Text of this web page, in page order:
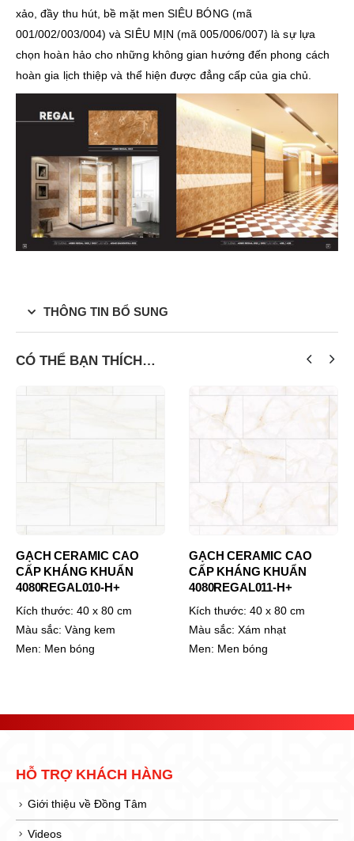
xảo, đầy thu hút, bề mặt men SIÊU BÓNG (mã
001/002/003/004) và SIÊU MỊN (mã 005/006/007) là sự lựa
chọn hoàn hảo cho những không gian hướng đến phong cách
hoàn gia lịch thiệp và thể hiện được đẳng cấp của gia chủ.
THÔNG TIN BỔ SUNG
CÓ THỂ BẠN THÍCH…
GẠCH CERAMIC CAO
CẤP KHÁNG KHUẨN
4080REGAL010-H+
Kích thước: 40 x 80 cm
Màu sắc: Vàng kem
Men: Men bóng
GẠCH CERAMIC CAO
CẤP KHÁNG KHUẨN
4080REGAL011-H+
Kích thước: 40 x 80 cm
Màu sắc: Xám nhạt
Men: Men bóng
HỖ TRỢ KHÁCH HÀNG
Giới thiệu về Đồng Tâm
Videos